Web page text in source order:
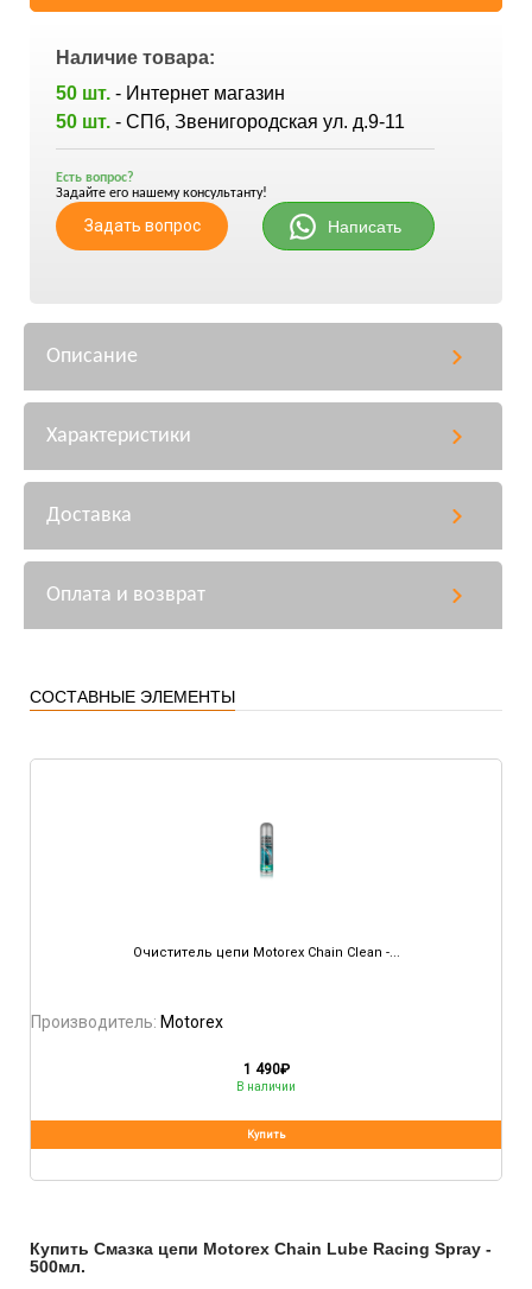
Наличие товара:
50 шт. - Интернет магазин
50 шт. - СПб, Звенигородская ул. д.9-11
Есть вопрос?
Задайте его нашему консультанту!
Задать вопрос Написать
Описание
Характеристики
Доставка
Оплата и возврат
СОСТАВНЫЕ ЭЛЕМЕНТЫ
Очиститель цепи Motorex Chain Clean -...
Производитель: Motorex
1 490₽
В наличии
Купить Смазка цепи Motorex Chain Lube Racing Spray -
500мл.